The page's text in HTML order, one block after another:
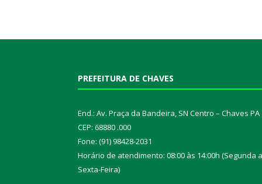
PREFEITURA DE CHAVES
End.: Av. Praça da Bandeira, SN Centro – Chaves PA
CEP: 68880 .000
Fone: (91) 98428-2031
Horário de atendimento: 08:00 às 14:00h (Segunda a
Sexta-Feira)